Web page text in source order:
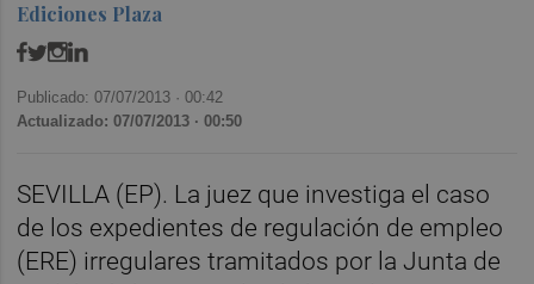
Ediciones Plaza
Publicado: 07/07/2013 ·00:42
Actualizado: 07/07/2013 · 00:50
SEVILLA (EP). La juez que investiga el caso
de los expedientes de regulación de empleo
(ERE) irregulares tramitados por la Junta de